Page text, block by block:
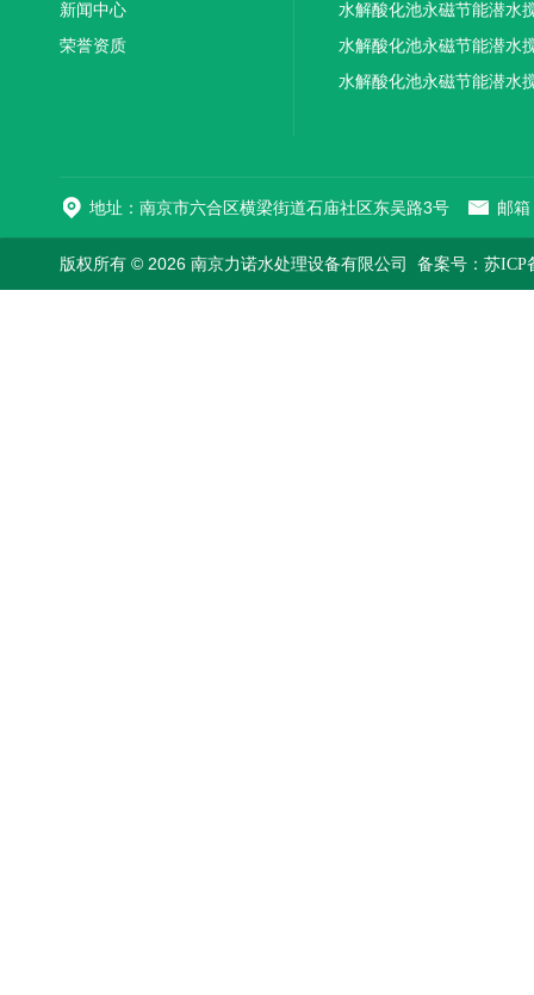
新闻中心
荣誉资质
水解酸化池永磁节能潜水
机厂家供应
水解酸化池永磁节能潜水
机厂家直销
水解酸化池永磁节能潜水
地址：南京市六合区横梁街道石庙社区东吴路3号 邮
版权所有 © 2026 南京力诺水处理设备有限公司 备案号：苏ICP